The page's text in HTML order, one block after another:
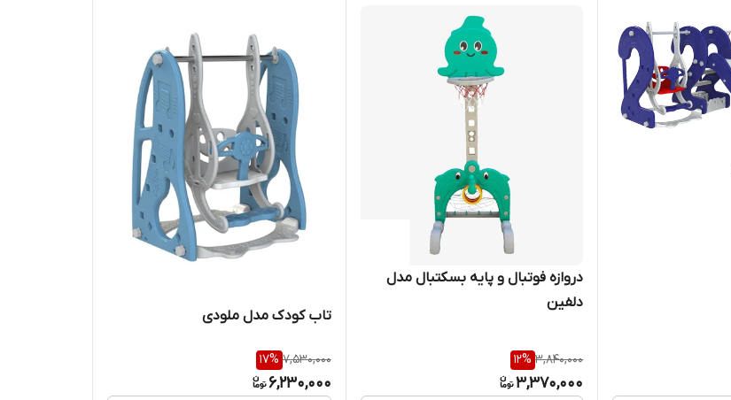
دروازه فوتبال و پایه بسکتبال مدل
دلفین
3,840,000
12%
3,370,000
تاب کودک مدل ملودی
7,530,000
17%
6,230,000